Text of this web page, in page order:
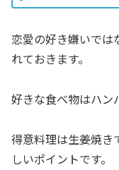
恋愛の好き嫌いでは
れておきます。
好きな食べ物はハン
得意料理は生姜焼き
しいポイントです。